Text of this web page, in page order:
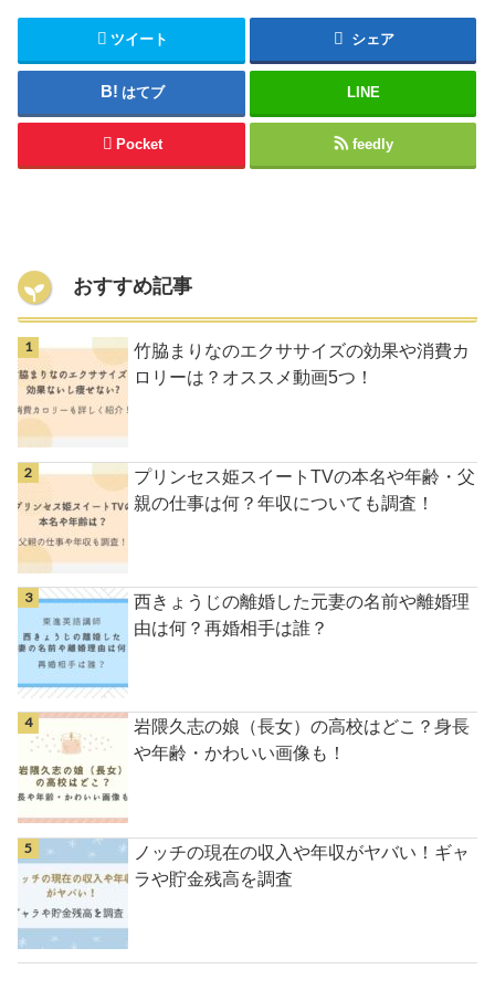
ツイート シェア
はてブ LINE
Pocket feedly
おすすめ記事
竹脇まりなのエクササイズの効果や消費カ
ロリーは？オススメ動画5つ！
プリンセス姫スイートTVの本名や年齢・父
親の仕事は何？年収についても調査！
西きょうじの離婚した元妻の名前や離婚理
由は何？再婚相手は誰？
岩隈久志の娘（長女）の高校はどこ？身長
や年齢・かわいい画像も！
ノッチの現在の収入や年収がヤバい！ギャ
ラや貯金残高を調査